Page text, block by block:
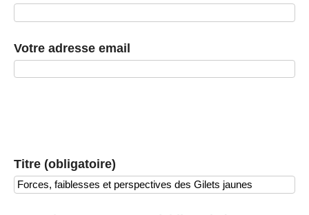
Votre adresse email
Titre (obligatoire)